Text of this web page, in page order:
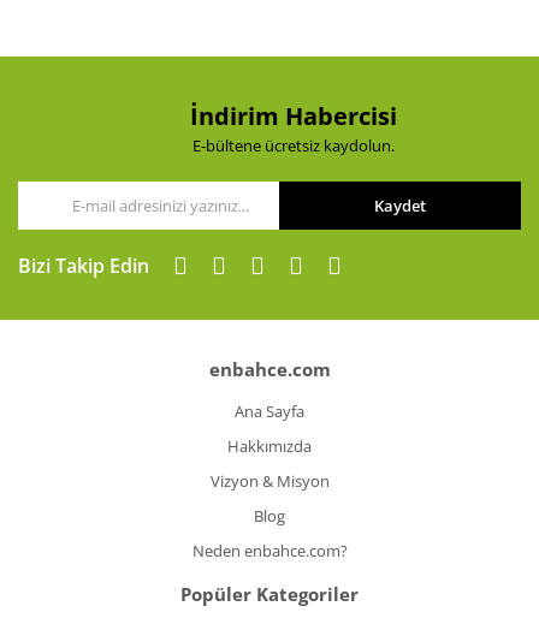
İndirim Habercisi
E-bültene ücretsiz kaydolun.
Kaydet
Bizi Takip Edin
enbahce.com
Ana Sayfa
Hakkımızda
Vizyon & Misyon
Blog
Neden enbahce.com?
Popüler Kategoriler